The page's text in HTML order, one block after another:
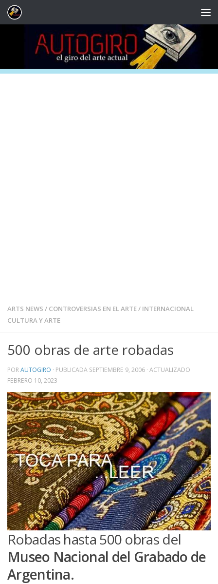
Saltar al contenido
ARTS NEWS / CONTROVERSIAS EN EL ARTE/ INTERNACIONAL
CULTURA Y ARTE
500 obras de arte robadas
PORAUTOGIRO · PUBLICADA SEPTIEMBRE 9, 2006 · ACTUALIZADO
FEBRERO 10, 2023
Robadas hasta 500 obras del
Museo Nacional del Grabado de
Argentina.